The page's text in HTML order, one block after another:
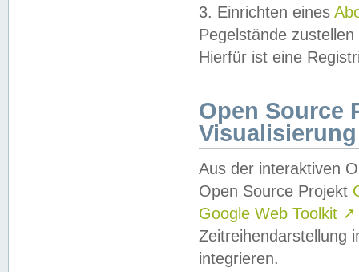
3. Einrichten eines
Pegelstände
Hierfür ist eine
Open Source
Visualisierung
Aus der interaktiven
Open Source Projekt
Google Web Toolkit ↗
Zeitreihendarstellung
integrieren.